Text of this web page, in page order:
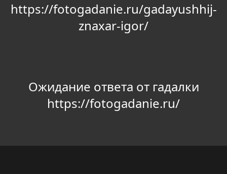
https://fotogadanie.ru/gadayushhij-
znaxar-igor/
Ожидание ответа от гадалки
https://fotogadanie.ru/